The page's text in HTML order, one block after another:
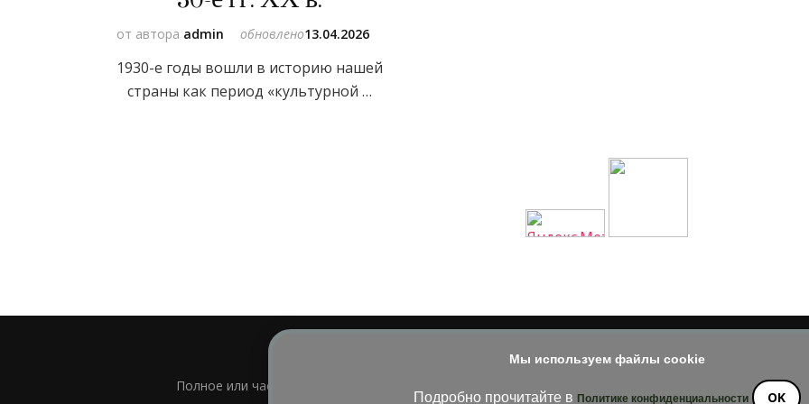
от автора admin обновлено13.04.2026
1930-е годы вошли в историю нашей
страны как период «культурной …
Мы используем файлы cookie
Подробно прочитайте в Политике конфиденциальности OK
© 2014 - 2026
Полное или частичное использование материала допускается только при наличии активной и